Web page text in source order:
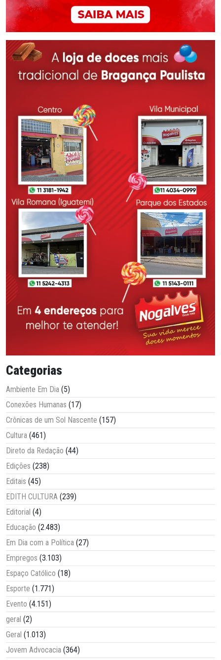
Categorias
Ambiente Em Dia (5)
Conexões Humanas (17)
Crônicas de um Sol Nascente (157)
Cultura (461)
Direto da Redação (44)
Edições (238)
Editais (45)
EDITH CULTURA (239)
Editorial (4)
Educação (2.483)
Em Dia com a Política (27)
Empregos (3.103)
Espaço Católico (18)
Esporte (1.771)
Evento (4.151)
geral (2)
Geral (1.013)
Jovem Advocacia (364)